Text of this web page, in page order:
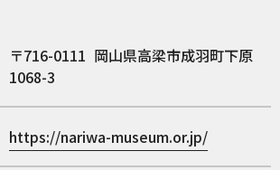
716-0111 岡山県高梁市成羽町下原
1068-3
https://nariwa-museum.or.jp/